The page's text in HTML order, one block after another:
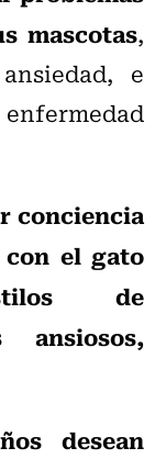
mascotas,
e
conciencia
el gato
de
ansiosos,
desean